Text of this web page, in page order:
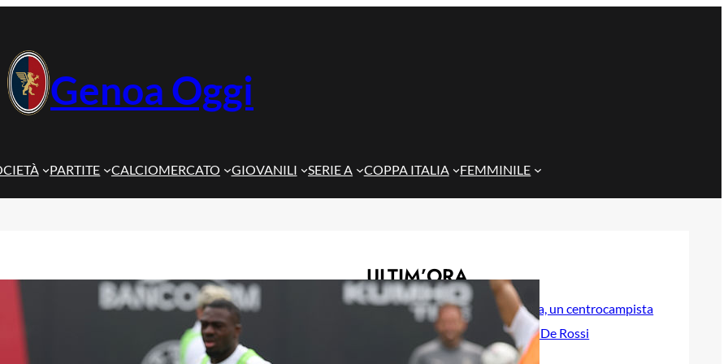
Genoa Oggi
PARTITE CALCIOMERCATO GIOVANILI SERIE A COPPA ITALIA FEMMINILE
ULTIM’ORA
Sow è del Genoa, un centrocampista
da 4 milioni per De Rossi
7 Agosto 2026